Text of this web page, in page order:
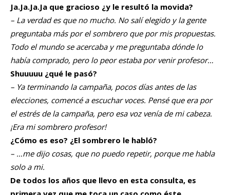
Ja.Ja.Ja.Ja que gracioso ¿y le resultó la movida?
– La verdad es que no mucho. No salí elegido y la gente
preguntaba más por el sombrero que por mis propuestas.
Todo el mundo se acercaba y me preguntaba dónde lo
había comprado, pero lo peor estaba por venir profesor…
Shuuuuu ¿qué le pasó?
– Ya terminando la campaña, pocos días antes de las
elecciones, comencé a escuchar voces. Pensé que era por
el estrés de la campaña, pero esa voz venía de mi cabeza.
¡Era mi sombrero profesor!
¿Cómo es eso? ¿El sombrero le habló?
– …me dijo cosas, que no puedo repetir, porque me habla
solo a mi.
De todos los años que llevo en esta consulta, es